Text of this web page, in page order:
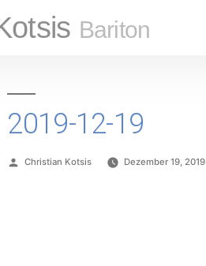
Bariton
2019-12-19
Christian Kotsis Dezember 19, 2019